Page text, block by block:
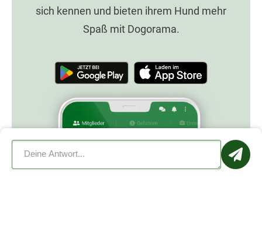
sich kennen und bieten ihrem Hund mehr
Spaß mit Dogorama.